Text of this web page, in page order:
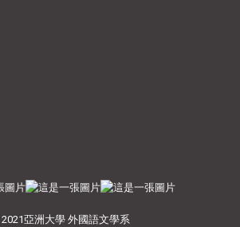
亞洲大學 外國語文學系